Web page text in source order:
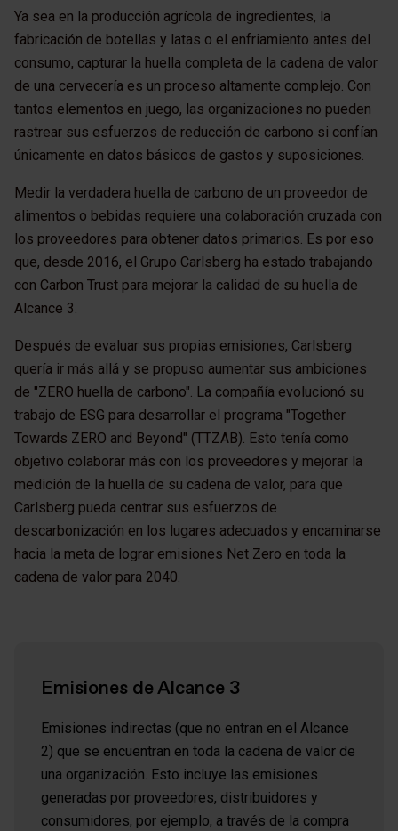
Ya sea en la producción agrícola de ingredientes, la
fabricación de botellas y latas o el enfriamiento antes del
consumo, capturar la huella completa de la cadena de valor
de una cervecería es un proceso altamente complejo. Con
tantos elementos en juego, las organizaciones no pueden
rastrear sus esfuerzos de reducción de carbono si confían
únicamente en datos básicos de gastos y suposiciones.
Medir la verdadera huella de carbono de un proveedor de
alimentos o bebidas requiere una colaboración cruzada con
los proveedores para obtener datos primarios. Es por eso
que, desde 2016, el Grupo Carlsberg ha estado trabajando
con Carbon Trust para mejorar la calidad de su huella de
Alcance 3.
Después de evaluar sus propias emisiones, Carlsberg
quería ir más allá y se propuso aumentar sus ambiciones
de "ZERO huella de carbono". La compañía evolucionó su
trabajo de ESG para desarrollar el programa "Together
Towards ZERO and Beyond" (TTZAB). Esto tenía como
objetivo colaborar más con los proveedores y mejorar la
medición de la huella de su cadena de valor, para que
Carlsberg pueda centrar sus esfuerzos de
descarbonización en los lugares adecuados y encaminarse
hacia la meta de lograr emisiones Net Zero en toda la
cadena de valor para 2040.
Emisiones de Alcance 3
Emisiones indirectas (que no entran en el Alcance
2) que se encuentran en toda la cadena de valor de
una organización. Esto incluye las emisiones
generadas por proveedores, distribuidores y
consumidores, por ejemplo, a través de la compra